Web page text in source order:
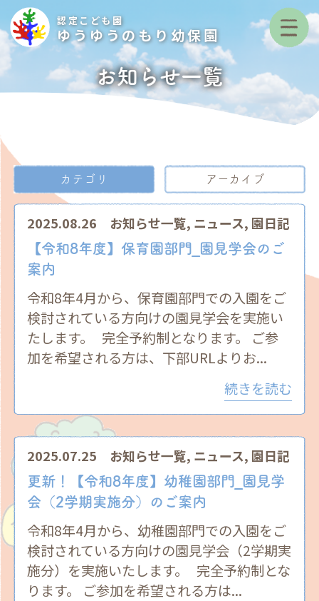
認定こども園
ゆうゆうのもり幼保園
お知らせ一覧
カテゴリ アーカイブ
2025.08.26 お知らせ一覧, ニュース, 園日記
【令和8年度】保育園部門_園見学会のご
案内
令和8年4月から、保育園部門での入園をご
検討されている方向けの園見学会を実施い
たします。 完全予約制となります。 ご参
加を希望される方は、下部URLよりお...
続きを読む
2025.07.25 お知らせ一覧, ニュース, 園日記
更新！【令和8年度】幼稚園部門_園見学
会（2学期実施分）のご案内
令和8年4月から、幼稚園部門での入園をご
検討されている方向けの園見学会（2学期実
施分）を実施いたします。 完全予約制とな
ります。 ご参加を希望される方は...